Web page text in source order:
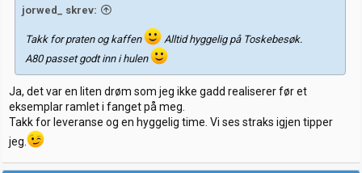
jorwed_ skrev:
Takk for praten og kaffen
Alltid hyggelig på Toskebesøk.
A80 passet godt inn i hulen
Ja, det var en liten drøm som jeg ikke gadd realiserer før et
eksemplar ramlet i fanget på meg.
Takk for leveranse og en hyggelig time. Vi ses straks igjen tipper
jeg.